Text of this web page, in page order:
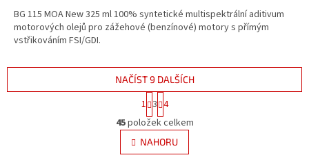
z
5
hvězdiček.
BG 115 MOA New 325 ml 100% syntetické multispektrální aditivum
motorových olejů pro zážehové (benzínové) motory s přímým
vstřikováním FSI/GDI.
O
v
l
á
NAČÍST 9 DALŠÍCH
S
t
r
á
n
k
1 3 4
45položek celkem
NAHORU